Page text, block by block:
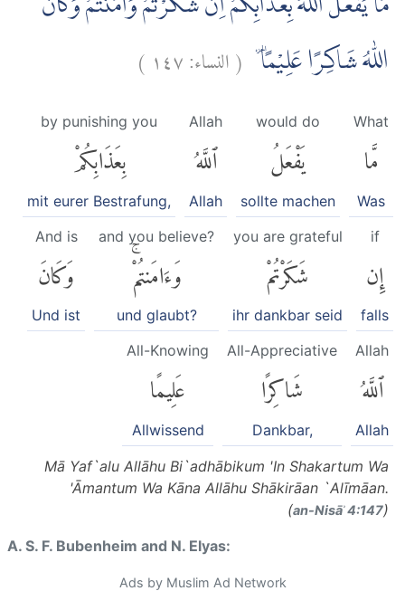
اللّٰهُ شَاكِرًا عَلِيْمًا ۔ (النساء:١٤٧ )
What
مَّا
Was
would do
يَفْعَلُ
sollte machen
Allah
ٱللَّهُ
Allah
by punishing you
بِعَذَابِكُمْ
mit eurer Bestrafung,
if
إِن
falls
you are grateful
شَكَرْتُمْ
ihr dankbar seid
and you believe?
وَءَامَنتُمْۚ
und glaubt?
And is
وَكَانَ
Und ist
Allah
ٱللَّهُ
Allah
All-Appreciative
شَاكِرًا
Dankbar,
All-Knowing
عَلِيمًا
Allwissend
Mā Yaf`alu Allāhu Bi`adhābikum 'In Shakartum Wa
'Āmantum Wa Kāna Allāhu Shākirāan `Alīmāan.
(an-Nisāʾ 4:147)
A. S. F. Bubenheim and N. Elyas:
Ads by Muslim Ad Network